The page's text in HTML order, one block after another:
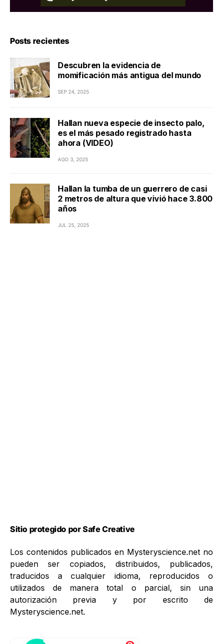
Posts recientes
Descubren la evidencia de
momificación más antigua del mundo
SEP 24, 2025
Hallan nueva especie de insecto palo,
es el más pesado registrado hasta
ahora (VIDEO)
AGO 3, 2025
Hallan la tumba de un guerrero de casi
2 metros de altura que vivió hace 3.800
años
JUL 25, 2025
Sitio protegido por Safe Creative
Los contenidos publicados en Mysteryscience.net no
pueden ser copiados, distribuidos, publicados,
traducidos a cualquier idioma, reproducidos o
utilizados de manera total o parcial, sin una
autorización previa y por escrito de
Mysteryscience.net.